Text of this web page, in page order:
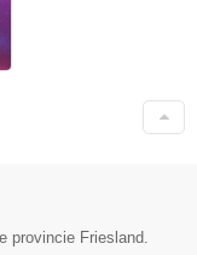
provincie Friesland.